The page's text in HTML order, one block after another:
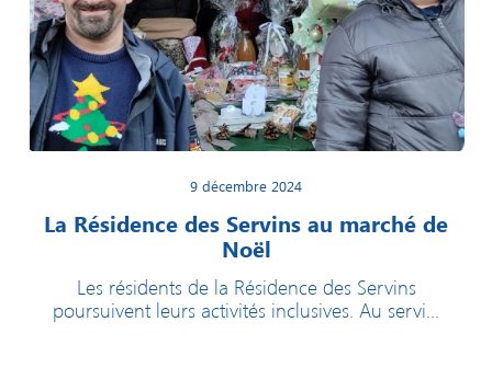
9 décembre 2024
La Résidence des Servins au marché de
Noël
Les résidents de la Résidence des Servins
poursuivent leurs activités inclusives. Au servi...